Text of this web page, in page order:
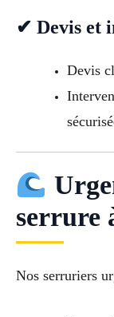
✔ Devis et
Devis
serrure
Nos serruriers